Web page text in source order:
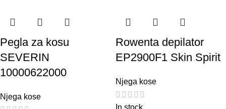
Pegla za kosu
SEVERIN
10000622000
Njega kose
Rowenta depilator
EP2900F1 Skin Spirit
Njega kose